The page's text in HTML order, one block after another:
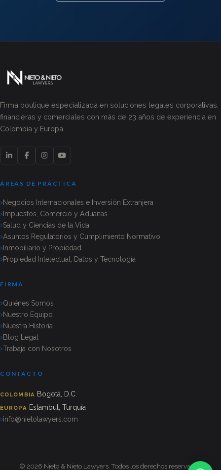
Firma boutique especializada en soluciones legales corporativas,
financieras y comerciales con más de 23 años de experiencia en
Colombia y Europa.
ÁREAS DE PRÁCTICA
Negocios Internacionales e Inversión Extranjera
Impuestos, Comercio y Aduanas
Salud y Ciencias de la Vida
Asuntos Regulatorios y Cumplimiento Normativo
Inmobiliario y Propiedad
Propiedad Intelectual, Datos y Tecnología
FIRMA
Quiénes Somos
Nuestro Equipo
Nuestra Historia
Blog Legal
Trabaja con Nosotros
CONTACTO
COLOMBIA Bogotá, D.C.
EUROPA Estambul, Turquía
info@nietolawyers.com
© 2026 Nieto & Nieto Lawyers. Todos los derechos reservados.